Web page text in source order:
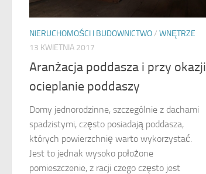
NIERUCHOMOŚCI I BUDOWNICTWO/ WNĘTRZE
13 KWIETNIA 2017
Aranżacja poddasza i przy okazji
ocieplanie poddaszy
Domy jednorodzinne, szczególnie z dachami
spadzistymi, często posiadają poddasza,
których powierzchnię warto wykorzystać.
Jest to jednak wysoko położone
pomieszczenie, z racji czego często jest